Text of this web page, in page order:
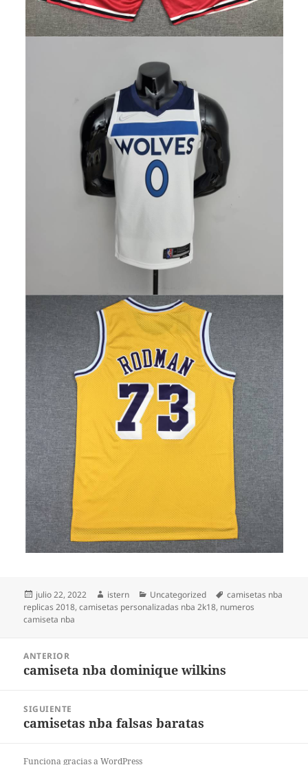
Publicado
el
julio 22, 2022 Autor
istern Categorías
Uncategorized Etiquetas
camisetas nba
replicas 2018,camisetas personalizadas nba 2k18, numeros
camiseta nba
entradas
ANTERIOR
Entrada
camiseta nba dominique wilkins
SIGUIENTE
Entrada
camisetas nba falsas baratas
Funciona gracias a WordPress